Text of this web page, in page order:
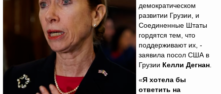
демократическом
развитии Грузии, и
Соединенные Штаты
гордятся тем, что
поддерживают их, -
заявила посол США в
Грузии Келли Дегнан
«Я хотела бы
ответить на